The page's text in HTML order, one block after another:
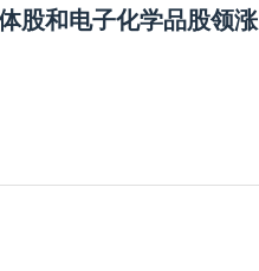
股和电子化学品股领涨